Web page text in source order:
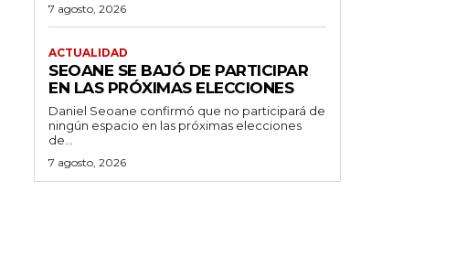
7 agosto, 2026
ACTUALIDAD
SEOANE SE BAJÓ DE PARTICIPAR
EN LAS PRÓXIMAS ELECCIONES
Daniel Seoane confirmó que no participará de
ningún espacio en las próximas elecciones
de...
7 agosto, 2026